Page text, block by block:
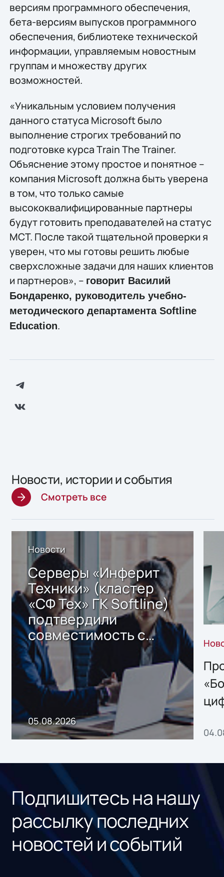
версиям программного обеспечения,
бета-версиям выпусков программного
обеспечения, библиотеке технической
информации, управляемым новостным
группам и множеству других
возможностей.
«Уникальным условием получения
данного статуса Microsoft было
выполнение строгих требований по
подготовке курса Тrain The Trainer.
Объяснение этому простое и понятное –
компания Microsoft должна быть уверена
в том, что только самые
высококвалифицированные партнеры
будут готовить преподавателей на статус
MCT. После такой тщательной проверки я
уверен, что мы готовы решить любые
сверхсложные задачи для наших клиентов
и партнеров», – говорит Василий
Бондаренко, руководитель учебно-
методического департамента Softline
Education.
Новости, истории и события
Смотреть все
Новости
Серверы «Инферит
Техники» (кластер
«СФ Тех» ГК Softline)
подтвердили
совместимость с
решением Sharx
Storage 2.x для
хранения данных
05.08.2026
Подпишитесь на нашу
рассылку последних
новостей и событий